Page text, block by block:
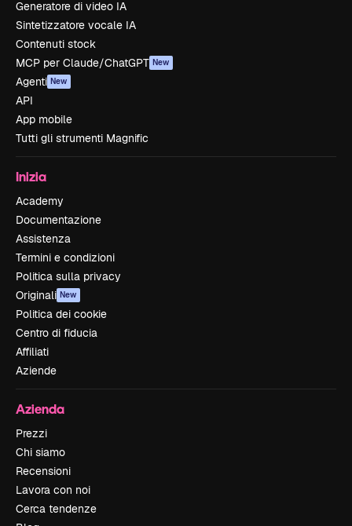
Generatore di video IA
Sintetizzatore vocale IA
Contenuti stock
MCP per Claude/ChatGPT New
Agenti New
API
App mobile
Tutti gli strumenti Magnific
Inizia
Academy
Documentazione
Assistenza
Termini e condizioni
Politica sulla privacy
Originali New
Politica dei cookie
Centro di fiducia
Affiliati
Aziende
Azienda
Prezzi
Chi siamo
Recensioni
Lavora con noi
Cerca tendenze